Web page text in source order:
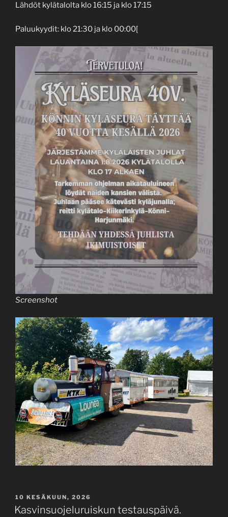
Lähdöt kylätalolta klo 16:15 ja klo 17:15
Paluukyydit: klo 21:30 ja klo 00:00[
Screenshot
JULKAISTU
10 KESÄKUUN, 2026
Kasvinsuojeluruiskun testauspäivä.